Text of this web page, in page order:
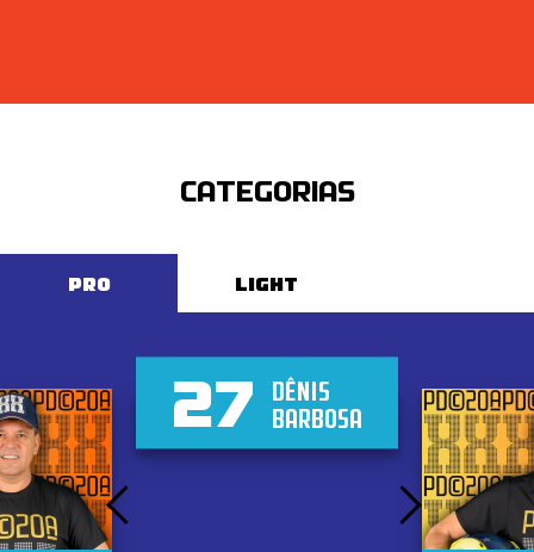
CATEGORIAS
PRO LIGHT
27
DÊNIS
BARBOSA